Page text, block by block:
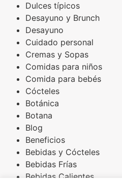
Dulces típicos
Desayuno y Brunch
Desayuno
Cuidado personal
Cremas y Sopas
Comidas para niños
Comida para bebés
Cócteles
Botánica
Botana
Blog
Beneficios
Bebidas y Cócteles
Bebidas Frías
Bebidas Calientes